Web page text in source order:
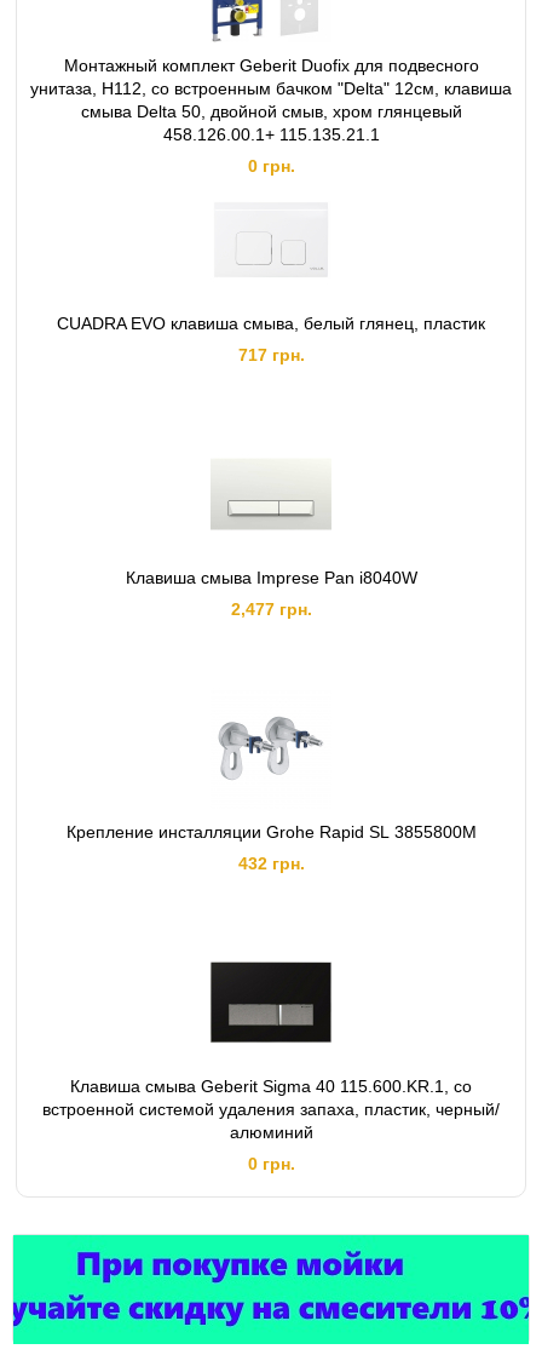
Монтажный комплект Geberit Duofix для подвесного
унитаза, H112, cо встроенным бачком "Delta" 12см, клавиша
смыва Delta 50, двойной смыв, хром глянцевый
458.126.00.1+ 115.135.21.1
0 грн.
CUADRA EVO клавиша смыва, белый глянец, пластик
717 грн.
Клавиша смыва Imprese Pan i8040W
2,477 грн.
Крепление инсталляции Grohe Rapid SL 3855800M
432 грн.
Клавиша смыва Geberit Sigma 40 115.600.KR.1, со
встроенной системой удаления запаха, пластик, черный/
алюминий
0 грн.